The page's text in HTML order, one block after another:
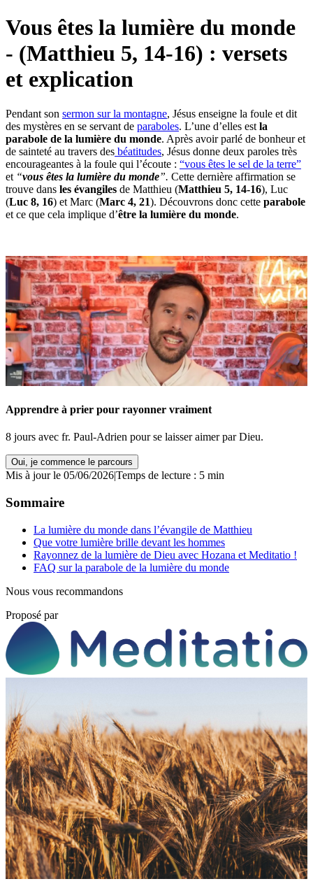
Vous êtes la lumière du monde
- (Matthieu 5, 14-16) : versets
et explication
Pendant son sermon sur la montagne, Jésus enseigne la foule et dit
des mystères en se servant de paraboles. L’une d’elles est la
parabole de la lumière du monde. Après avoir parlé de bonheur et
de sainteté au travers des béatitudes, Jésus donne deux paroles très
encourageantes à la foule qui l’écoute : “vous êtes le sel de la terre”
et “vous êtes la lumière du monde”. Cette dernière affirmation se
trouve dans les évangiles de Matthieu (Matthieu 5, 14-16), Luc
(Luc 8, 16) et Marc (Marc 4, 21). Découvrons donc cette parabole
et ce que cela implique d’être la lumière du monde.
Apprendre à prier pour rayonner vraiment
8 jours avec fr. Paul-Adrien pour se laisser aimer par Dieu.
Oui, je commence le parcours
Mis à jour le 05/06/2026|Temps de lecture : 5 min
Sommaire
La lumière du monde dans l’évangile de Matthieu
Que votre lumière brille devant les hommes
Rayonnez de la lumière de Dieu avec Hozana et Meditatio !
FAQ sur la parabole de la lumière du monde
Nous vous recommandons
Proposé par